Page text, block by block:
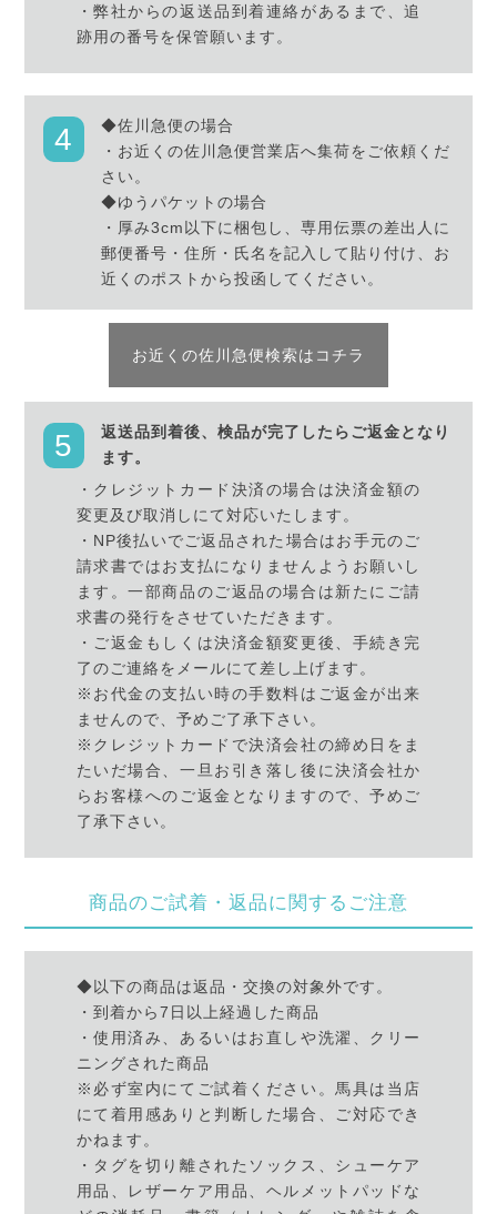
・弊社からの返送品到着連絡があるまで、追
跡用の番号を保管願います。
◆佐川急便の場合
・お近くの佐川急便営業店へ集荷をご依頼くだ
さい。
◆ゆうパケットの場合
・厚み3cm以下に梱包し、専用伝票の差出人に
郵便番号・住所・氏名を記入して貼り付け、お
近くのポストから投函してください。
お近くの佐川急便検索はコチラ
返送品到着後、検品が完了したらご返金となり
ます。
・クレジットカード決済の場合は決済金額の
変更及び取消しにて対応いたします。
・NP後払いでご返品された場合はお手元のご
請求書ではお支払になりませんようお願いし
ます。一部商品のご返品の場合は新たにご請
求書の発行をさせていただきます。
・ご返金もしくは決済金額変更後、手続き完
了のご連絡をメールにて差し上げます。
※お代金の支払い時の手数料はご返金が出来
ませんので、予めご了承下さい。
※クレジットカードで決済会社の締め日をま
たいだ場合、一旦お引き落し後に決済会社か
らお客様へのご返金となりますので、予めご
了承下さい。
商品のご試着・返品に関するご注意
◆以下の商品は返品・交換の対象外です。
・到着から7日以上経過した商品
・使用済み、あるいはお直しや洗濯、クリー
ニングされた商品
※必ず室内にてご試着ください。馬具は当店
にて着用感ありと判断した場合、ご対応でき
かねます。
・タグを切り離されたソックス、シューケア
用品、レザーケア用品、ヘルメットパッドな